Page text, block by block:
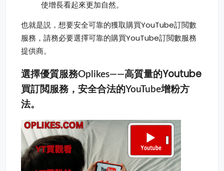
使增長看起來更加自然。
也就是説，想要安全可靠的獲取購買YouTube訂閲數
服務，請務必要選擇可靠的購買YouTube訂閲數服務
提供商。
選擇優質服務Oplikes——高質量的Youtube
買訂閲服務 ，安全合法的YouTube增粉方
法。